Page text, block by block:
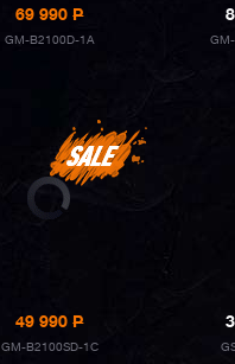
69 990P
GM-B2100D-1A
49 990P
GM-B2100SD-1C